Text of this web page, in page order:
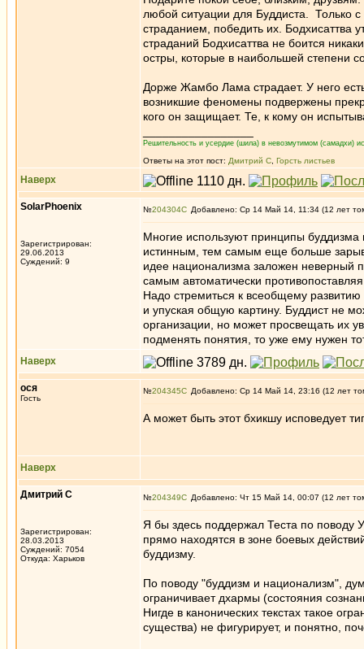
любой ситуации для Буддиста. Только
страданием, победить их.
страданий Бодхисаттва не боится
остры, которые в наибольшей степени
Дорже Жамбо Лама страдает. У него
возникшие феномены подвержены
кого он защищает. Те, к кому он
Решительность и усердие (шила) в невозмутимом (самадхи)
Ответы на этот пост: Дмитрий С Горсть листьев
Наверх
SolarPhoenix
Зарегистрирован:
29.06.2013
Суждений: 9
№204304 Добавлено: Ср 14 Май 14, 11:34 (12 лет
Многие используют принципы буддизма
истинным, тем самым еще больше
идее национализма заложен неверный
самым автоматически
Надо стремиться к всеобщему
и упуская общую картину. Буддист не
организации, но может просвещать их
подменять понятия, то уже ему нужен
Наверх
ося
Гость
№204345 Добавлено: Ср 14 Май 14, 23:16 (12 лет
А может быть этот бхикшу исповедует
Наверх
Дмитрий С
Зарегистрирован:
28.03.2013
Суждений: 7054
Откуда: Харьков
№204349 Добавлено: Чт 15 Май 14, 00:07 (12 лет
Я бы здесь поддержал Теста по поводу
прямо находятся в зоне боевых
буддизму.
По поводу "буддизм и национализм",
ограничивает дхармы (состояния
Нигде в канонических текстах такое
существа) не фигурирует, и понятно,